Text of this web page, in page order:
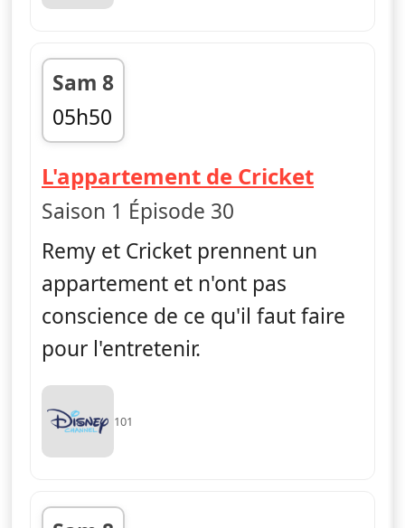
Sam 8
05h50
fin 06h00
L'appartement de Cricket— Les
Saison 1 Épisode 30
Remy et Cricket prennent un
appartement et n'ont pas
conscience de ce qu'il faut faire
pour l'entretenir.
101